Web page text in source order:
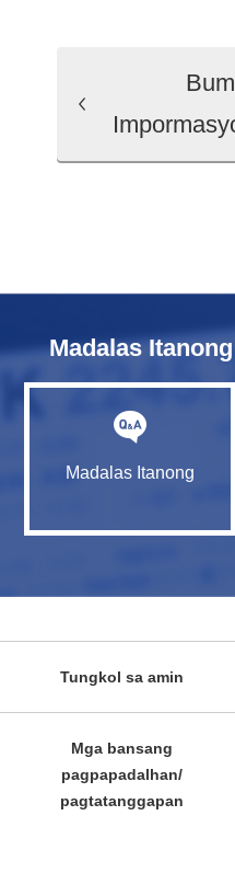
Madalas
Madalas Itanong
Tungkol sa amin
Mga bansang
pagpapadalhan/
pagtatanggapan